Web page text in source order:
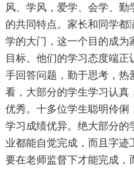
风、学风，爱学、会学、勤
的共同特点。家长和同学都
学的大门，这一个目的成为
目标。他们的学习态度端
手回答问题，勤于思考，
看，大部分的学生学习认真
优秀。十多位学生聪明伶俐
学习成绩优异。绝大部分的
业都能自觉完成，而且字迹
要在老师监督下才能完成，